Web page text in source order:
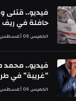
فيديو.. قتلى
حافلة في
الخميس 06 أغسطس 10:22 م
فيديو.. محمد
“غريبة” في
الخميس 06 أغسطس 10:18 م